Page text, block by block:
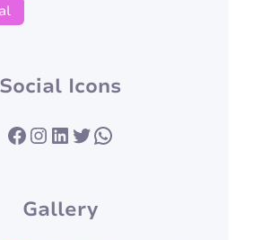
Social Icons
Facebook InstagramLinkedIn Twitter WhatsApp
Gallery